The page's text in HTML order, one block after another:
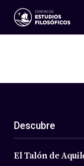
Eventos
ES
EN
Acerca de nosotros
Miembros
Descubre
El Talón de